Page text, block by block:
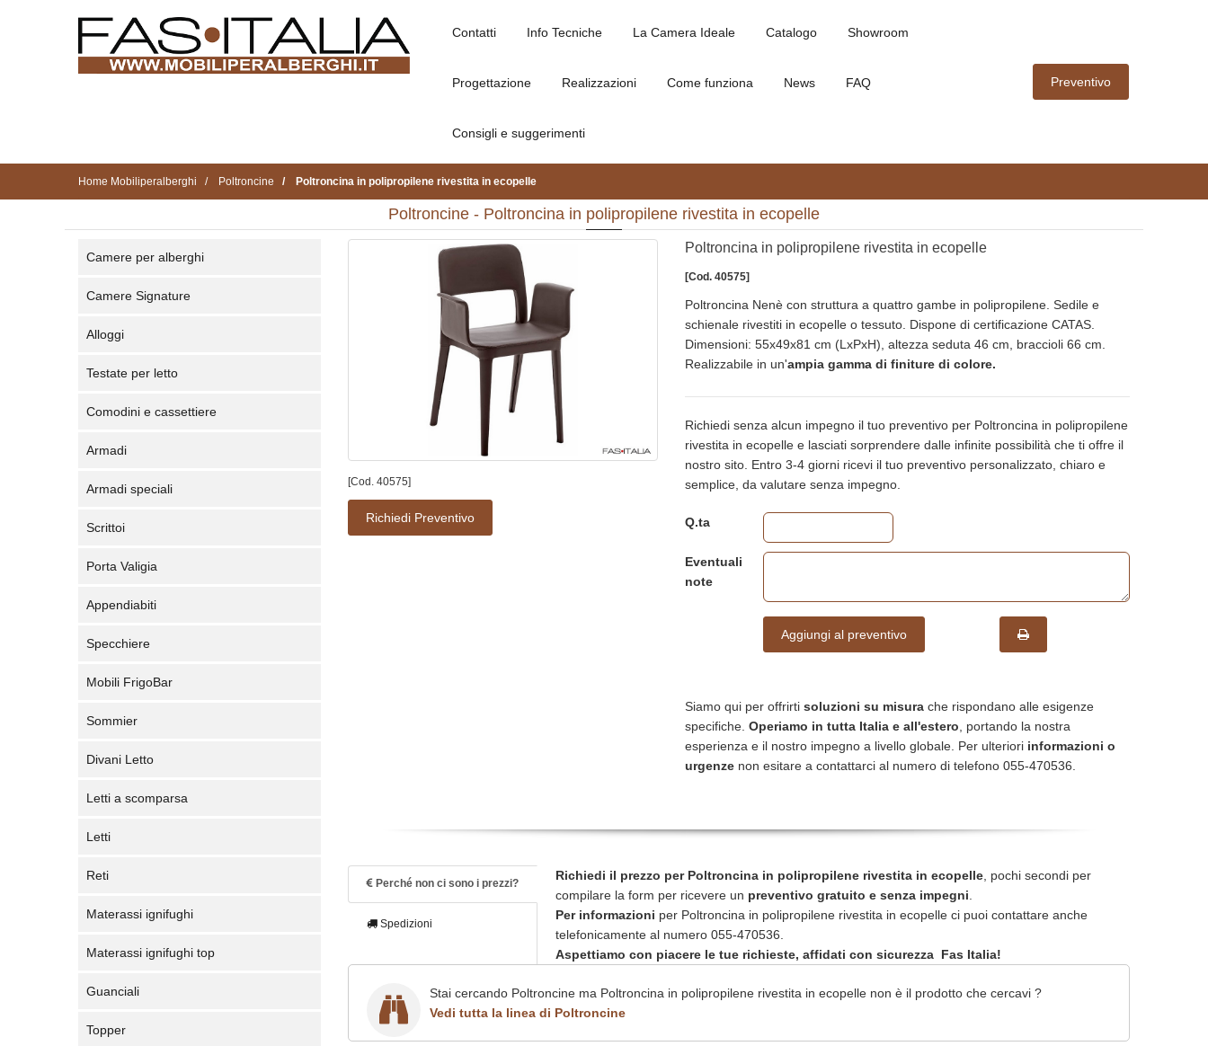
Contatti Info Tecniche La Camera Ideale Catalogo Showroom
Progettazione Realizzazioni Come funziona News FAQ
Consigli e suggerimenti
Preventivo
Home Mobiliperalberghi Poltroncine Poltroncina in polipropilene rivestita in ecopelle
Poltroncine - Poltroncina in polipropilene rivestita in ecopelle
Camere per alberghi
Camere Signature
Alloggi
Testate per letto
Comodini e cassettiere
Armadi
Armadi speciali
Scrittoi
Porta Valigia
Appendiabiti
Specchiere
Mobili FrigoBar
Sommier
Divani Letto
Letti a scomparsa
Letti
Reti
Materassi ignifughi
Materassi ignifughi top
Guanciali
Topper
[Cod. 40575]
Richiedi Preventivo
Poltroncina in polipropilene rivestita in ecopelle
[Cod. 40575]
Poltroncina Nenè con struttura a quattro gambe in polipropilene. Sedile e
schienale rivestiti in ecopelle o tessuto. Dispone di certificazione CATAS.
Dimensioni: 55x49x81 cm (LxPxH), altezza seduta 46 cm, braccioli 66 cm.
Realizzabile in un'ampia gamma di finiture di colore.
Richiedi senza alcun impegno il tuo preventivo per Poltroncina in polipropilene
rivestita in ecopelle e lasciati sorprendere dalle infinite possibilità che ti offre il
nostro sito. Entro 3-4 giorni ricevi il tuo preventivo personalizzato, chiaro e
semplice, da valutare senza impegno.
Q.ta
Eventuali
note
Aggiungi al preventivo
Siamo qui per offrirti soluzioni su misura che rispondano alle esigenze
specifiche. Operiamo in tutta Italia e all'estero , portando la nostra
esperienza e il nostro impegno a livello globale. Per ulteriori informazioni o
urgenze non esitare a contattarci al numero di telefono 055-470536.
Perché non ci sono i prezzi?
Spedizioni
Richiedi il prezzo per Poltroncina in polipropilene rivestita in ecopelle , pochi secondi per
compilare la form per ricevere un preventivo gratuito e senza impegni
Per informazioni per Poltroncina in polipropilene rivestita in ecopelle ci puoi contattare anche
telefonicamente al numero 055-470536.
Aspettiamo con piacere le tue richieste, affidati con sicurezza Fas Italia!
Stai cercando Poltroncine ma Poltroncina in polipropilene rivestita in ecopelle non è il prodotto che cercavi ?
Vedi tutta la linea di Poltroncine